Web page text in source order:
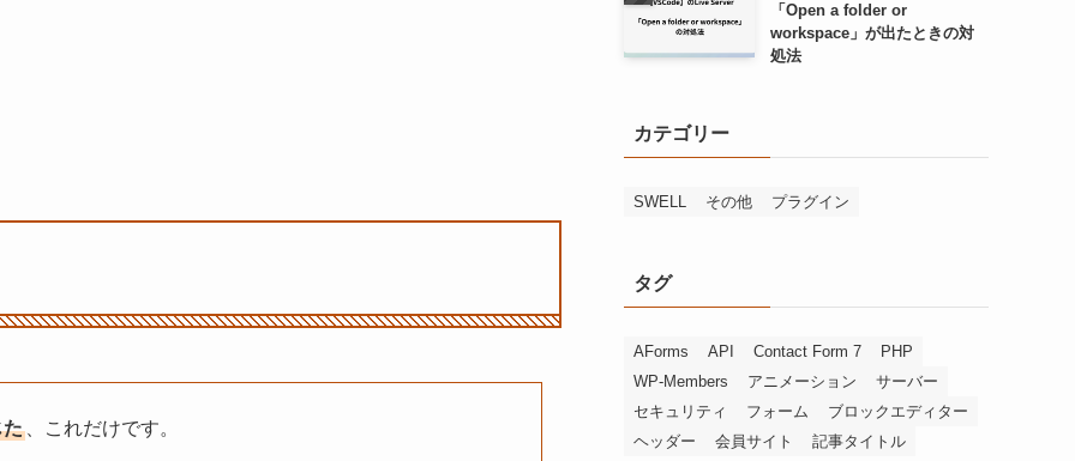
た 、これだけです。
「Open a folder or
workspace」が出たときの対
処法
カテゴリー
SWELL その他 プラグイン
タグ
AForms API Contact Form 7
PHP
WP-Members
アニメーション
サーバー
セキュリティ
フォーム
ブロックエディター
ヘッダー
会員サイト 記事タイトル